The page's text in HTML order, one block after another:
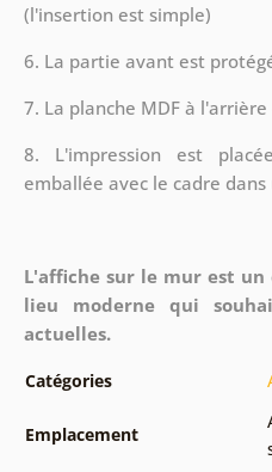
(l'insertion est simple)
6. La partie avant est
7. La planche MDF à l'arrière
8. L'impression est
emballée avec le cadre
L'affiche sur le mur est
lieu moderne qui
actuelles.
Catégories
Emplacement